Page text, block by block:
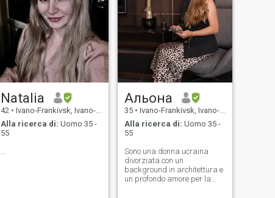
Natalia
42 • Ivano-Frankivsk, Ivano-Frankivs'k, Ucraina
Alla ricerca di: Uomo 35 -
55
…
Альона
35 • Ivano-Frankivsk, Ivano-Frankivs'k, Ucraina
Alla ricerca di: Uomo 35 -
55
Sono una donna ucraina
divorziata con un
background in architettura e
un profondo amore per la